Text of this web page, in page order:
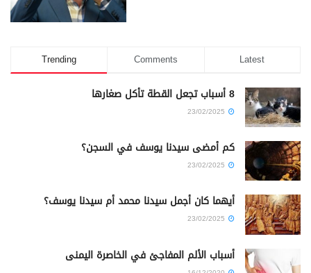
Trending Comments Latest
8 أسباب تجعل القطة تأكل صغارها
كم أمضى سيدنا يوسف في السجن؟
أيهما كان أجمل سيدنا محمد أم سيدنا يوسف؟
أسباب الألم المفاجئ في الخاصرة اليمنى